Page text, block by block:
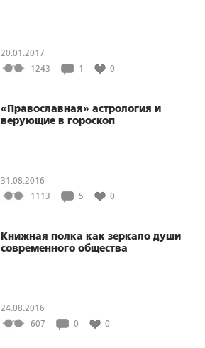
20.01.2017
1243
1 0
«Православная» астрология и
верующие в гороскоп
31.08.2016
1113
5 0
Книжная полка как зеркало души
современного общества
24.08.2016
607
0 0